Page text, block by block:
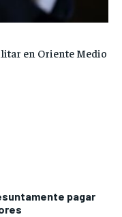
pagar
en Oriente Medio